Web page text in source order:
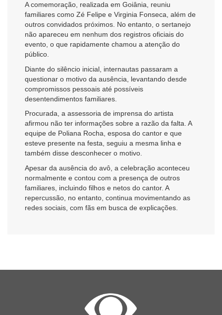
A comemoração, realizada em Goiânia, reuniu
familiares como Zé Felipe e Virginia Fonseca, além de
outros convidados próximos. No entanto, o sertanejo
não apareceu em nenhum dos registros oficiais do
evento, o que rapidamente chamou a atenção do
público.
Diante do silêncio inicial, internautas passaram a
questionar o motivo da ausência, levantando desde
compromissos pessoais até possíveis
desentendimentos familiares.
Procurada, a assessoria de imprensa do artista
afirmou não ter informações sobre a razão da falta. A
equipe de Poliana Rocha , esposa do cantor e que
esteve presente na festa, seguiu a mesma linha e
também disse desconhecer o motivo.
Apesar da ausência do avô, a celebração aconteceu
normalmente e contou com a presença de outros
familiares, incluindo filhos e netos do cantor. A
repercussão, no entanto, continua movimentando as
redes sociais, com fãs em busca de explicações.